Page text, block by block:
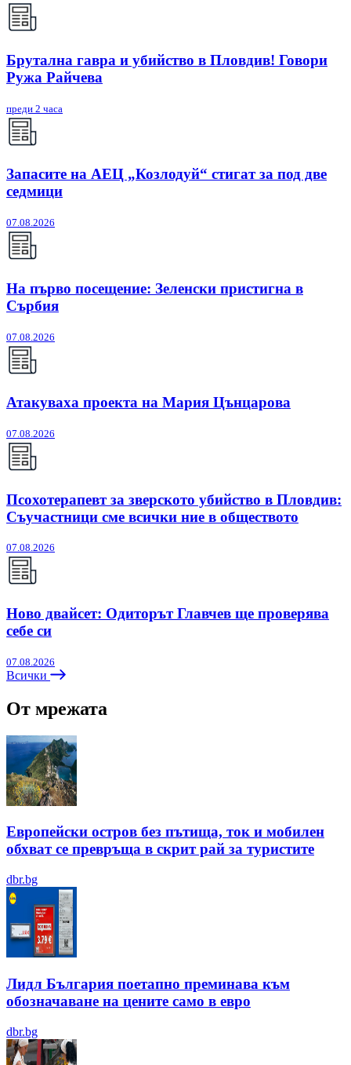
Брутална гавра и убийство в Пловдив! Говори
Ружа Райчева
преди 2 часа
Запасите на АЕЦ „Козлодуй“ стигат за под две
седмици
07.08.2026
На първо посещение: Зеленски пристигна в
Сърбия
07.08.2026
Атакуваха проекта на Мария Цънцарова
07.08.2026
Псохотерапевт за зверското убийство в Пловдив:
Съучастници сме всички ние в обществото
07.08.2026
Ново двайсет: Одиторът Главчев ще проверява
себе си
07.08.2026
Всички
От мрежата
Европейски остров без пътища, ток и мобилен
обхват се превръща в скрит рай за туристите
dbr.bg
Лидл България поетапно преминава към
обозначаване на цените само в евро
dbr.bg